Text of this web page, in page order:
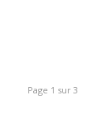
Page 1 sur 3